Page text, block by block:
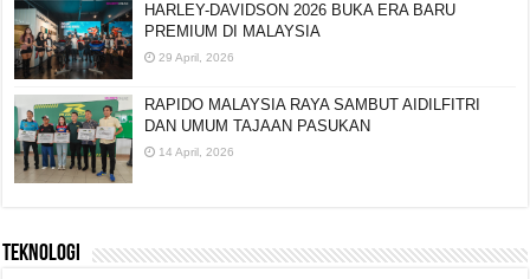
HARLEY-DAVIDSON 2026 BUKA ERA BARU
PREMIUM DI MALAYSIA
29 April, 2026
RAPIDO MALAYSIA RAYA SAMBUT AIDILFITRI
DAN UMUM TAJAAN PASUKAN
14 April, 2026
TEKNOLOGI